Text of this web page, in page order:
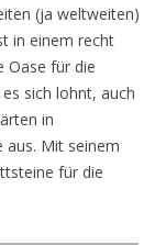
(ja weltweiten)
in einem recht
Oase für die
sich lohnt, auch
in
aus. Mit seinem
für die